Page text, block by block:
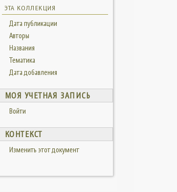
ЭТА КОЛЛЕКЦИЯ
Дата публикации
Авторы
Названия
Тематика
Дата добавления
МОЯ УЧЕТНАЯ ЗАПИСЬ
Войти
КОНТЕКСТ
Изменить этот документ